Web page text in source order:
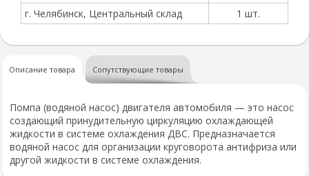
г. Челябинск, Центральный склад
1 шт.
Описание товара Сопутствующие товары
Помпа (водяной насос) двигателя автомобиля — это насос
создающий принудительную циркуляцию охлаждающей
жидкости в системе охлаждения ДВС. Предназначается
водяной насос для организации круговорота антифриза или
другой жидкости в системе охлаждения.